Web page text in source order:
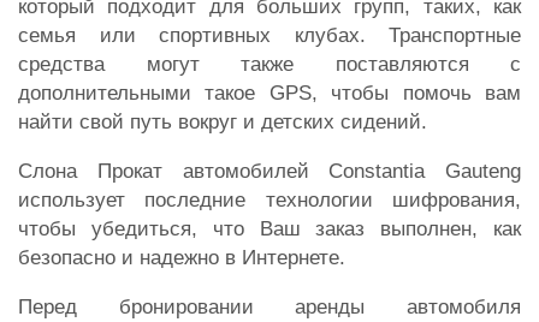
который подходит для больших групп, таких, как
семья или спортивных клубах. Транспортные
средства могут также поставляются с
дополнительными такое GPS, чтобы помочь вам
найти свой путь вокруг и детских сидений.
Слона Прокат автомобилей Constantia Gauteng
использует последние технологии шифрования,
чтобы убедиться, что Ваш заказ выполнен, как
безопасно и надежно в Интернете.
Перед бронировании аренды автомобиля